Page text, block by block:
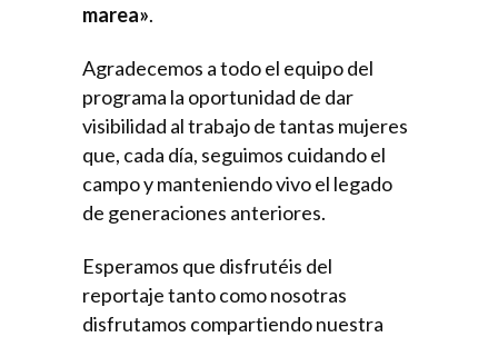
marea».
Agradecemos a todo el equipo del
programa la oportunidad de dar
visibilidad al trabajo de tantas mujeres
que, cada día, seguimos cuidando el
campo y manteniendo vivo el legado
de generaciones anteriores.
Esperamos que disfrutéis del
reportaje tanto como nosotras
disfrutamos compartiendo nuestra